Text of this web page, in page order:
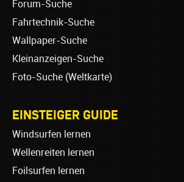
Forum-Suche
Fahrtechnik-Suche
Wallpaper-Suche
Kleinanzeigen-Suche
Foto-Suche (Weltkarte)
EINSTEIGER GUIDE
Windsurfen lernen
Wellenreiten lernen
Foilsurfen lernen